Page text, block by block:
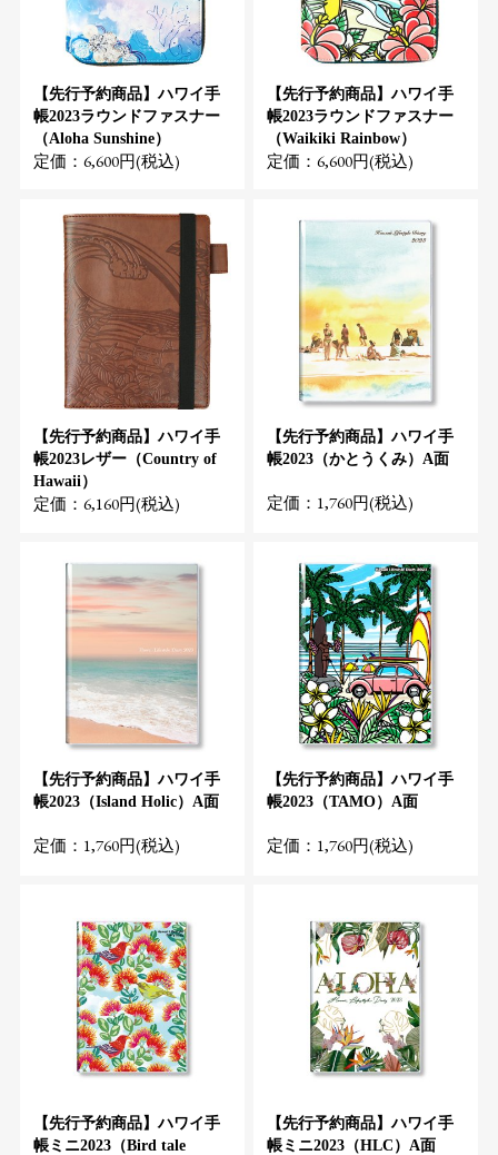
【先行予約商品】ハワイ手
帳2023ラウンドファスナー
（Aloha Sunshine）
定価：6,600円(税込)
【先行予約商品】ハワイ手
帳2023ラウンドファスナー
（Waikiki Rainbow）
定価：6,600円(税込)
【先行予約商品】ハワイ手
帳2023レザー（Country of
Hawaii）
定価：6,160円(税込)
【先行予約商品】ハワイ手
帳2023（かとうくみ）A面
定価：1,760円(税込)
【先行予約商品】ハワイ手
帳2023（Island Holic）A面
定価：1,760円(税込)
【先行予約商品】ハワイ手
帳2023（TAMO）A面
定価：1,760円(税込)
【先行予約商品】ハワイ手
帳ミニ2023（Bird tale
【先行予約商品】ハワイ手
帳ミニ2023（HLC）A面